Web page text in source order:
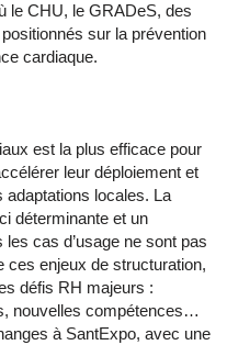
le CHU, le GRADeS, des
sur la prévention
cardiaque.
est la plus efficace pour
leur déploiement et
adaptations locales. La
déterminante et un
cas d’usage ne sont pas
ces enjeux de structuration,
défis RH majeurs :
nouvelles compétences…
à SantExpo, avec une